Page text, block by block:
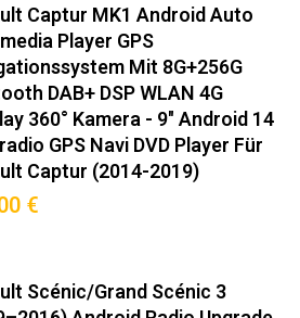
Captur MK1 Android Auto
Player GPS
Mit 8G+256G
DAB+ DSP WLAN 4G
360° Kamera - 9" Android 14
GPS Navi DVD Player Für
Captur (2014-2019)
€
Scénic/Grand Scénic 3